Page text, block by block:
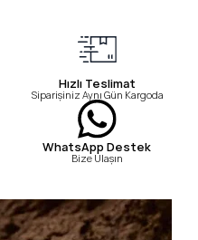
Hızlı Teslimat
Siparişiniz Aynı Gün Kargoda
WhatsApp Destek
Bize Ulaşın